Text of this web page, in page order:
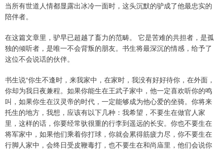
当所有世道人情都显露出冰冷一面时，这头沉默的驴成了他最忠实的
陪伴者。
在这篇文章里，驴早已超越了畜力的范畴。 它是苦难的共担者，是孤
独的倾听者，是唯一不会背叛的朋友。书生将最深沉的情感，给予了
这位不会说话的伙伴。
书生说“你生不逢时，来我家中，在家时，我没有好好待你，在外面，
你却为我日夜兼程。如果你能生在王武子家中，他一定喜欢听你的鸣
叫，如果你生在汉灵帝的时代，一定能够成为他心爱的坐骑。你将来
托生的地方，我想，应该有以下几种：我希望，不要生在做官人家
里，这样的话，你要经常驮很重的行李到遥远的长安。你也不要生在
将军家中，如果他们乘着你打球，你就会累得筋疲力尽，你不要生在
行脚人家中，会终日受皮鞭毒打，也不要生在和尚庙里，他们会说你